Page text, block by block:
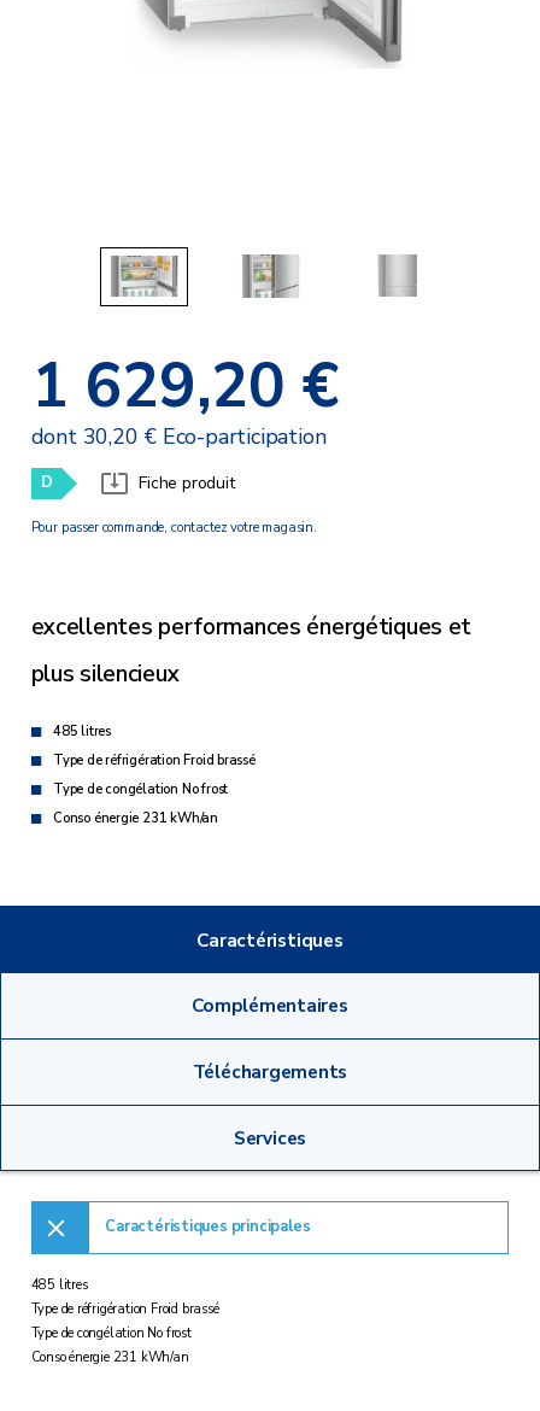
1 629,20 €
dont 30,20 € Eco-participation
D Fiche produit
Pour passer commande, contactez votre magasin.
excellentes performances énergétiques et
plus silencieux
485 litres
Type de réfrigération Froid brassé
Type de congélation No frost
Conso énergie 231 kWh/an
Caractéristiques
Complémentaires
Téléchargements
Services
Caractéristiques principales
485 litres
Type de réfrigération Froid brassé
Type de congélation No frost
Conso énergie 231 kWh/an